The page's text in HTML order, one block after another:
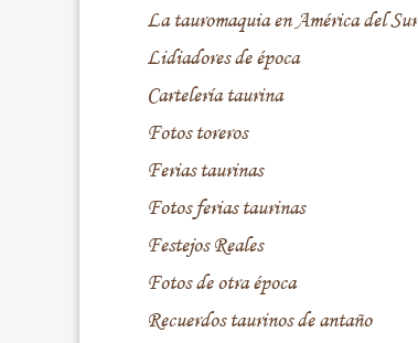
La tauromaquia en América del Sur
Lidiadores de época
Cartelería taurina
Fotos toreros
Ferias taurinas
Fotos ferias taurinas
Festejos Reales
Fotos de otra época
Recuerdos taurinos de antaño